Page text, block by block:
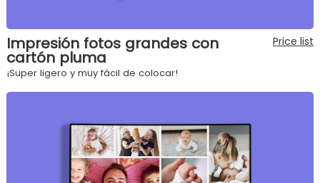
Impresión fotos grandes con
cartón pluma
¡Super ligero y muy fácil de colocar!
Price list